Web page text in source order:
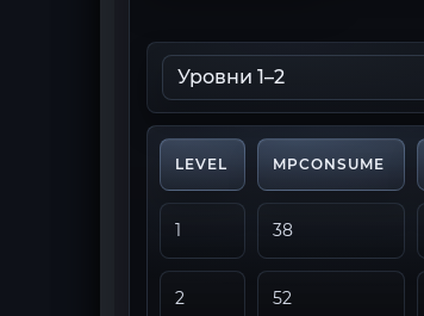
LEVEL MPCONSUME
1 38
2 52